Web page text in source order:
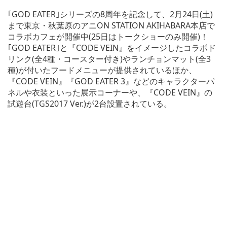
｢GOD EATER｣シリーズの8周年を記念して、2月24日(土)
まで東京・秋葉原のアニON STATION AKIHABARA本店で
コラボカフェが開催中(25日はトークショーのみ開催)！
｢GOD EATER｣と『CODE VEIN』をイメージしたコラボド
リンク(全4種・コースター付き)やランチョンマット(全3
種)が付いたフードメニューが提供されているほか、
『CODE VEIN』『GOD EATER 3』などのキャラクターパ
ネルや衣装といった展示コーナーや、『CODE VEIN』の
試遊台(TGS2017 Ver.)が2台設置されている。